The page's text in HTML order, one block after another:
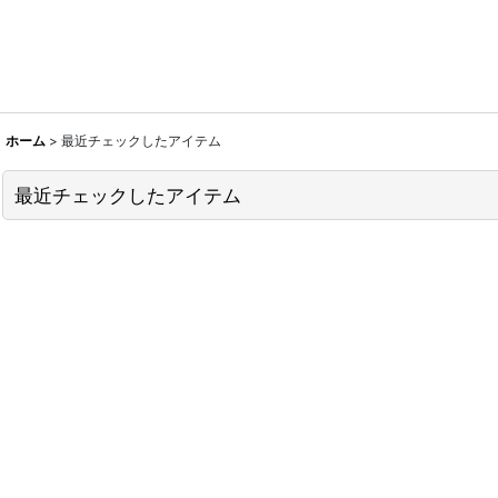
ホーム > 最近チェックしたアイテム
最近チェックしたアイテム